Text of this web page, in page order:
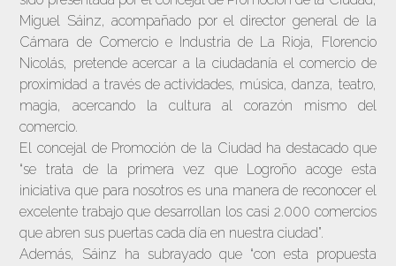
Miguel Sáinz, acompañado por el director general de la
Cámara de Comercio e Industria de La Rioja, Florencio
Nicolás, pretende acercar a la ciudadanía el comercio de
proximidad a través de actividades, música, danza, teatro,
magia, acercando la cultura al corazón mismo del
comercio.
El concejal de Promoción de la Ciudad ha destacado que
“se trata de la primera vez que Logroño acoge esta
iniciativa que para nosotros es una manera de reconocer el
excelente trabajo que desarrollan los casi 2.000 comercios
que abren sus puertas cada día en nuestra ciudad”.
Además, Sáinz ha subrayado que “con esta propuesta